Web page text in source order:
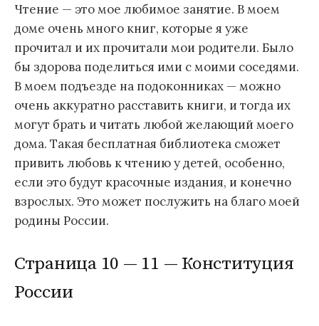
Чтение — это мое любимое занятие. В моем
доме очень много книг, которые я уже
прочитал и их прочитали мои родители. Было
бы здорова поделиться ими с моими соседями.
В моем подъезде на подоконниках — можно
очень аккуратно расставить книги, и тогда их
могут брать и читать любой желающий моего
дома. Такая бесплатная библиотека сможет
привить любовь к чтению у детей, особенно,
если это будут красочные издания, и конечно
взрослых. Это может послужить на благо моей
родины России.
Страница 10 — 11 — Конституция
России